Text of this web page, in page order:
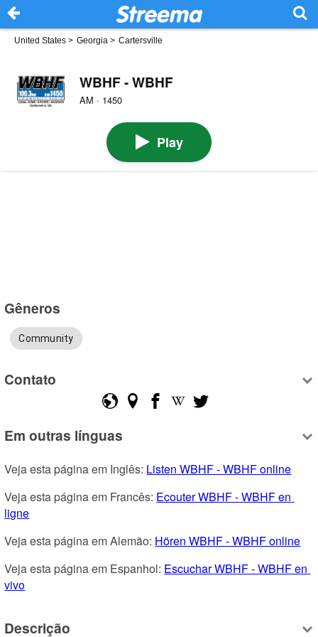
United States > Georgia > Cartersville
WBHF - WBHF
AM · 1450
Play
Gêneros
Community
Contato
Em outras línguas
Veja esta página em Inglês: Listen WBHF - WBHF online
Veja esta página em Francês: Ecouter WBHF - WBHF en
ligne
Veja esta página em Alemão: Hören WBHF - WBHF online
Veja esta página em Espanhol: Escuchar WBHF - WBHF en
vivo
Descrição